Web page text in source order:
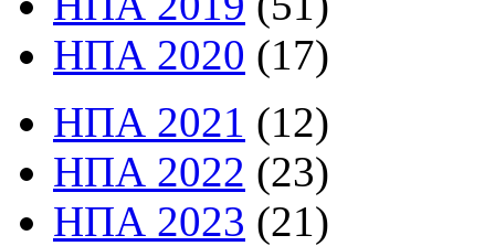
НПА 2020 (17)
НПА 2021 (12)
НПА 2022 (23)
НПА 2023 (21)